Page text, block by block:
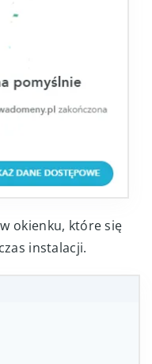
okienku, które się
instalacji.